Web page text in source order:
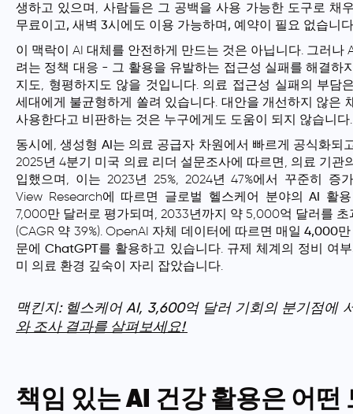
생하고 있으며, 사람들은 그 공백을 사용 가능한 도구로 채
무료이고, 새벽 3시에도 이용 가능하며, 예약이 필요 없습니
이 맥락이 AI 대체를 안전하게 만드는 것은 아닙니다. 그러나
려는 정책 대응 - 그 활용을 유발하는 접근성 실패를 해결하
지도, 형평하지도 않을 것입니다. 의료 접근성 실패의 부담
세대에게 불균형하게 쏠려 있습니다. 대안을 개선하지 않은
사용한다고 비판하는 것은 누구에게도 도움이 되지 않습니다.
동시에,생성형 AI는 의료 공급자 차원에서 빠르게 공식화되
2025년 4분기 미국 의료 리더 설문조사에 따르면, 의료 기관
입했으며, 이는 2023년 25%, 2024년 47%에서 꾸준히 증
View Research에 따르면 글로벌 헬스케어 분야의 AI 활용
7,000만 달러로 평가되며, 2033년까지 약 5,000억 달러를
(CAGR 약 39%). OpenAI 자체 데이터에 따르면 매일 4,000
문에 ChatGPT를 활용하고 있습니다. 규제 체계의 정비 여
미 의료 환경 깊숙이 자리 잡았습니다.
맥킨지: 헬스케어 AI, 3,600억 달러 기회의 분기점에
와 조사 결과를 살펴보세요!
책임 있는 AI 건강 활용은 어떤